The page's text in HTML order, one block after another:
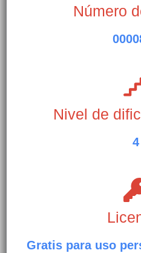
Número
Nivel de
4
Gratis para uso